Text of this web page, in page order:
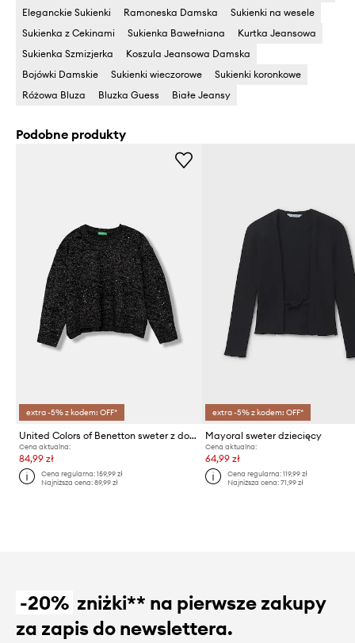
Eleganckie Sukienki
Ramoneska Damska
Sukienki na wesele
Sukienka z Cekinami
Sukienka Bawełniana
Kurtka Jeansowa
Sukienka Szmizjerka
Koszula Jeansowa Damska
Bojówki Damskie
Sukienki wieczorowe
Sukienki koronkowe
Różowa Bluza
Bluzka Guess Białe Jeansy
Podobne produkty
extra -5% z kodem: OFF*
United Colors of Benetton sweter z domieszką wełny dziecięcy
Cena aktualna:
84,99 zł
Cena regularna:159,99 zł
Najniższa cena:89,99 zł
extra -5% z kodem: OFF*
Mayoral sweter dziecięcy
Cena aktualna:
64,99 zł
Cena regularna: 119,99 zł
Najniższa cena: 71,99 zł
-20% zniżki** na pierwsze zakupy
za zapis do newslettera.